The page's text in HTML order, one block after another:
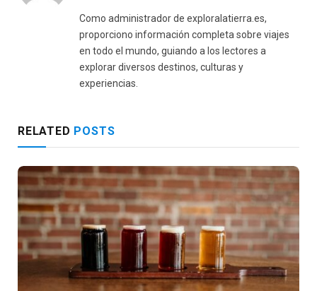
Como administrador de exploralatierra.es,
proporciono información completa sobre viajes
en todo el mundo, guiando a los lectores a
explorar diversos destinos, culturas y
experiencias.
RELATED POSTS